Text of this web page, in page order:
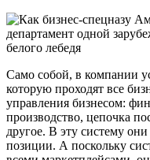
Само собой, в компании
которую проходят все
управления бизнесом:
производство, цепочка
другое. В эту систему
позиции. А поскольку